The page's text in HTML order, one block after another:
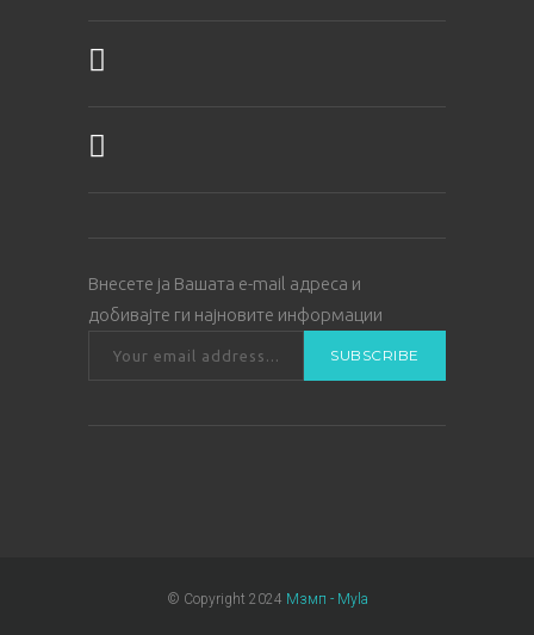
Внесете ја Вашата е-mail адреса и
добивајте ги најновите информации
© Copyright 2024 Мзмп - Myla